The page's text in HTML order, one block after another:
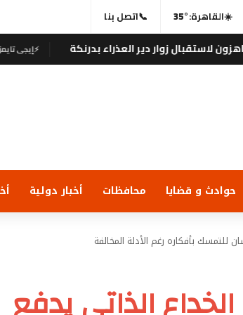
☀️القاهرة:35°
📞اتصل بنا
دير العذراء بدرنكة ⚡إيجى تايمز مكتب
حوادث و قضايا محافظات أخبار دولية
للتمسك بأفكاره رغم الأدلة المخالفة
الذاتي يدفع